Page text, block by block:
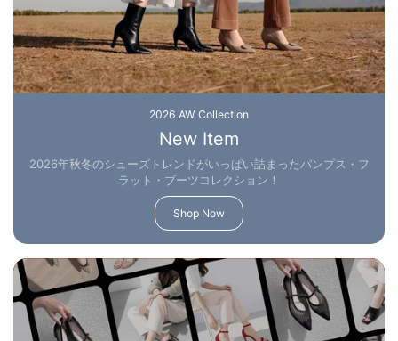
2026 AW Collection
New Item
2026年秋冬のシューズトレンドがいっぱい詰まったパンプス・フ
ラット・ブーツコレクション！
Shop Now